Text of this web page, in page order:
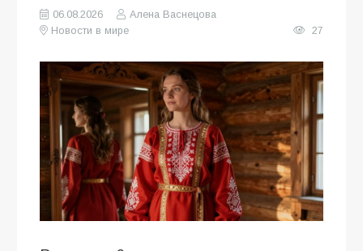
06.08.2026
Алена Васнецова
Новости в мире
27